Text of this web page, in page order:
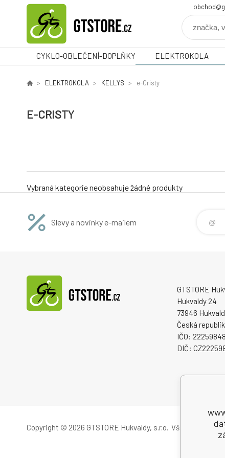
CYKLO-OBLEČENÍ-DOPLŇKY ELEKTROKOLA
ELEKTROKOLA KELLYS e-Cristy
E-CRISTY
Vybraná kategorie neobsahuje žádné produkty
Slevy a novinky e-mailem
GTSTORE
Hukvaldy 24
73946
Česká
IČO: 22259848
DIČ:
Copyright © 2026 GTSTORE Hukvaldy, s.r.o. Všechna práva